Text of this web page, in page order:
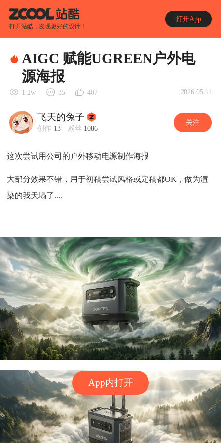
打开站酷，发现更好的设计！
打开App
App内打开
AIGC 赋能UGREEN户外电
源海报
1.2w 35 407 2026.05.11
飞天的兔子
创作 13 粉丝 1086
关注
这次尝试用公司的户外移动电源制作海报
大部分效果不错，用于初稿尝试风格或定稿都OK，做为渲
染的我天塌了....